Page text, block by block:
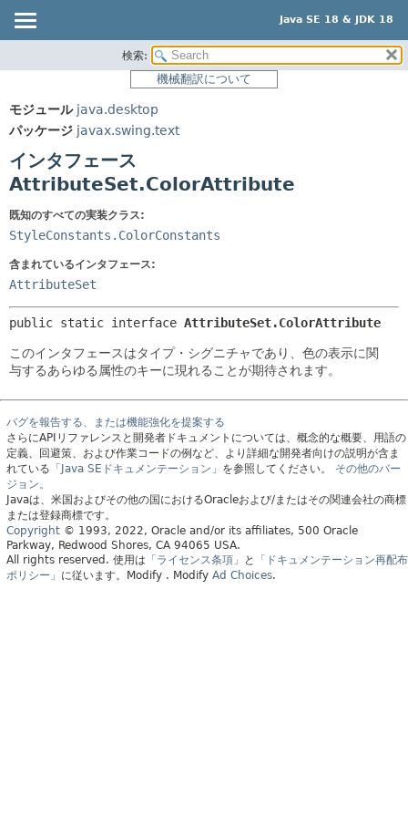
Java SE 18 & JDK 18
パッケージ
使用
プレビュー
新規
非推奨
サマリー:
ネスト済
検索:
機械翻訳について
モジュール java.desktop
パッケージ javax.swing.text
インタフェース
AttributeSet.ColorAttribute
既知のすべての実装クラス:
StyleConstants.ColorConstants
含まれているインタフェース:
AttributeSet
public static interface AttributeSet.ColorAttribute
このインタフェースはタイプ・シグニチャであり、色の表示に関
与するあらゆる属性のキーに現れることが期待されます。
バグを報告する、または機能強化を提案する
さらにAPIリファレンスと開発者ドキュメントについては、概念的な概要、用語の
定義、回避策、および作業コードの例など、より詳細な開発者向けの説明が含ま
れている 「Java SEドキュメンテーション」 を参照してください。
その他のバー
ジョン。
Javaは、米国およびその他の国におけるOracleおよび/またはその関連会社の商標
または登録商標です。
Copyright © 1993, 2022, Oracle and/or its affiliates, 500 Oracle
Parkway, Redwood Shores, CA 94065 USA.
All rights reserved. 使用は 「ライセンス条項」 と
「ドキュメンテーション再配布
ポリシー」 に従います。 Modify . Modify Ad Choices.